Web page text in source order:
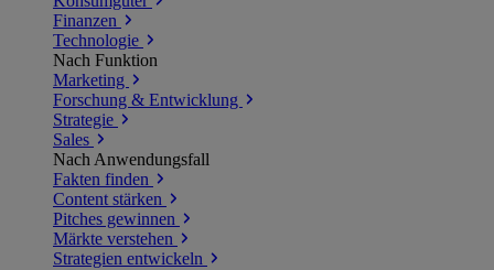
Finanzen
Technologie
Nach Funktion
Marketing
Forschung & Entwicklung
Strategie
Sales
Nach Anwendungsfall
Fakten finden
Content stärken
Pitches gewinnen
Märkte verstehen
Strategien entwickeln